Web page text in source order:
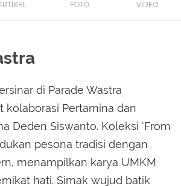
FOTO VIDEO
di Parade Wastra
kolaborasi Pertamina dan
Deden Siswanto. Koleksi ‘From
pesona tradisi dengan
menampilkan karya UMKM
hati. Simak wujud batik